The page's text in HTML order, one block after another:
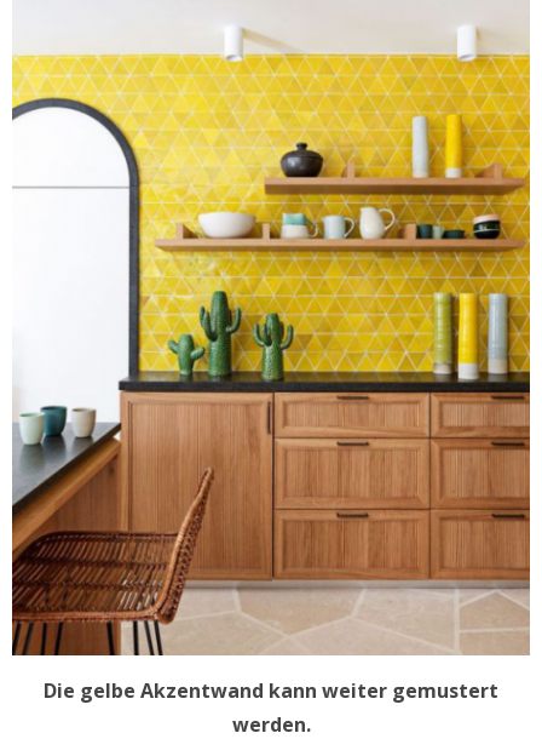
Die gelbe Akzentwand kann weiter gemustert
werden.